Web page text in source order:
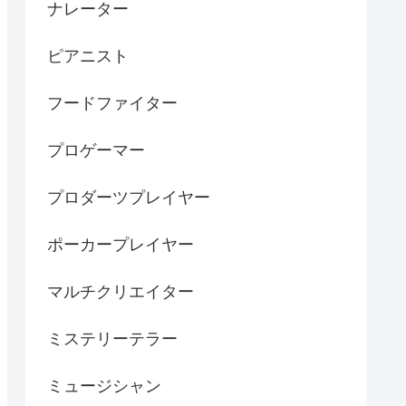
ナレーター
ピアニスト
フードファイター
プロゲーマー
プロダーツプレイヤー
ポーカープレイヤー
マルチクリエイター
ミステリーテラー
ミュージシャン